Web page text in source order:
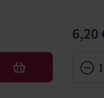
AFEGIR
6,20